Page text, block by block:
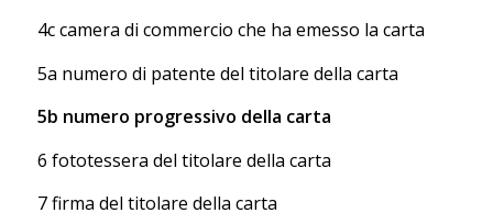
4c camera di commercio che ha emesso la carta
5a numero di patente del titolare della carta
5b numero progressivo della carta
6 fototessera del titolare della carta
7 firma del titolare della carta